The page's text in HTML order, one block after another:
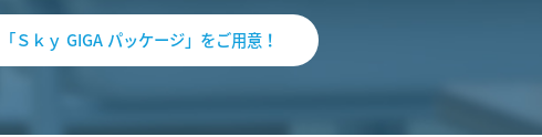
Ｓｋｙ GIGA パッケージ」をご用意！